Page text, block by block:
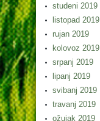
studeni 2019
listopad 2019
rujan 2019
kolovoz 2019
srpanj 2019
lipanj 2019
svibanj 2019
travanj 2019
ožujak 2019